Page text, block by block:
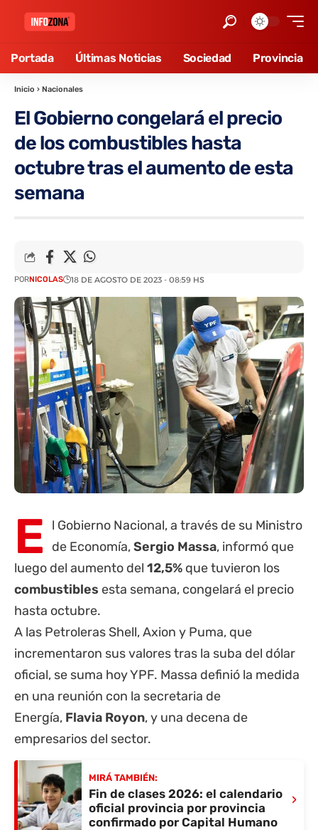
Portada Últimas Noticias Sociedad Provincia
Inicio › Nacionales
El Gobierno congelará el precio
de los combustibles hasta
octubre tras el aumento de esta
semana
PORNICOLAS 18 DE AGOSTO DE 2023 - 08:59 HS
E
l Gobierno Nacional, a través de su Ministro
de Economía,Sergio Massa, informó que
luego del aumento del 12,5% que tuvieron los
combustibles esta semana, congelará el precio
hasta octubre.
A las Petroleras Shell, Axion y Puma, que
incrementaron sus valores tras la suba del dólar
oficial, se suma hoy YPF. Massa definió la medida
en una reunión con la secretaria de
Energía, Flavia Royon, y una decena de
empresarios del sector.
MIRÁ TAMBIÉN:
Fin de clases 2026: el calendario
oficial provincia por provincia
confirmado por Capital Humano
›